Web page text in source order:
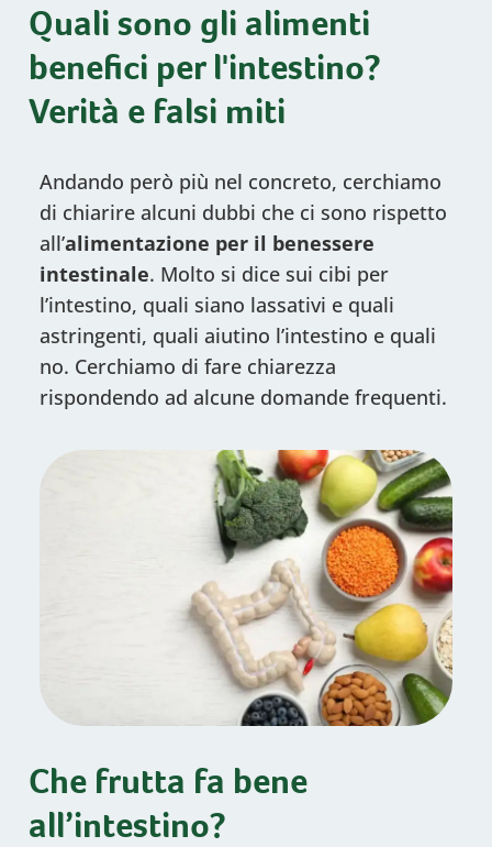
Quali sono gli alimenti
benefici per l'intestino?
Verità e falsi miti
Andando però più nel concreto, cerchiamo
di chiarire alcuni dubbi che ci sono rispetto
all’alimentazione per il benessere
intestinale. Molto si dice sui cibi per
l’intestino, quali siano lassativi e quali
astringenti, quali aiutino l’intestino e quali
no. Cerchiamo di fare chiarezza
rispondendo ad alcune domande frequenti.
Che frutta fa bene
all’intestino?